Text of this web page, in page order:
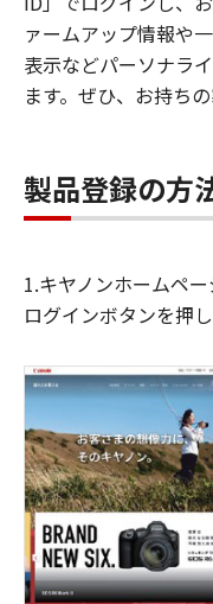
ァームアップ情報や
表示などパーソナラ
ます。ぜひ、お持ち
製品登録の方
1.キヤノンホームペ
ログインボタンを押